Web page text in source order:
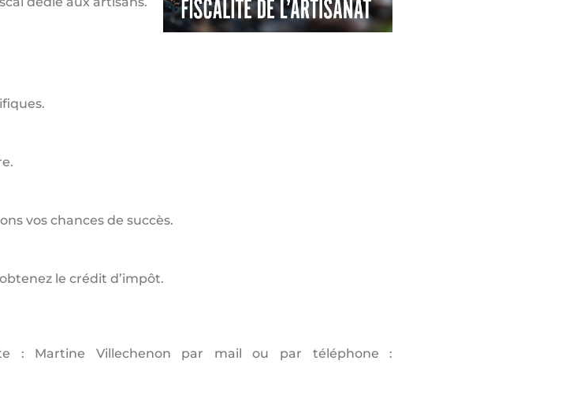
vos chances de succès.
le crédit d’impôt.
: Martine Villechenon par mail ou par téléphone :